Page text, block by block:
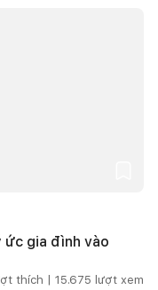
ức gia đình vào
thích | 15.675 lượt xem